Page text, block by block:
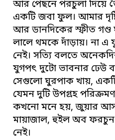
আর পেছনে পরচুলা দিয়ে
একটি জবা ফুল। আমার
আর ডানদিকের স্ফীত গণ্ড
লালে থমকে দাঁড়ায়। না
নেই। সত্যি বলতে
যুগপৎ দুটো ভাবনার ঢেউ
সেগুলো ঘুরপাক খায়,
যেমন দুটি উপগ্রহ
কখনো মনে হয়, জুয়ার
মায়াজাল, হুইল অব
নেই।